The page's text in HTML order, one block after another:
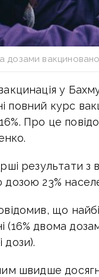
дозами
у
повний курс
Про це
результати з
дозою 23%
що
(16% двома
дози).
швидше